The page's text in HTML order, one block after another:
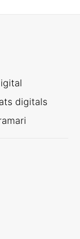
digitals